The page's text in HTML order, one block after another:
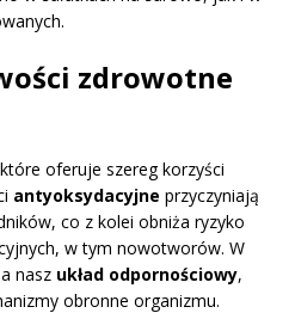
zdrowotne
oferuje szereg korzyści
antyoksydacyjne przyczyniają
co z kolei obniża ryzyko
w tym nowotworów. W
nasz układ odpornościowy,
obronne organizmu.